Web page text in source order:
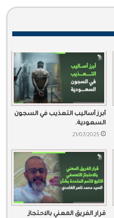
أبرز أساليب التعذيب في السجون
السعودية.
21/07/2025
قرار الفريق المعني بالاحتجاز